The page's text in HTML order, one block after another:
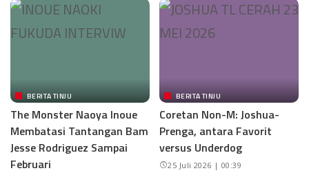
BERITA TINJU
The Monster Naoya Inoue
Membatasi Tantangan Bam
Jesse Rodriguez Sampai
Februari
BERITA TINJU
Coretan Non-M: Joshua-
Prenga, antara Favorit
versus Underdog
25 Juli 2026 | 00:39